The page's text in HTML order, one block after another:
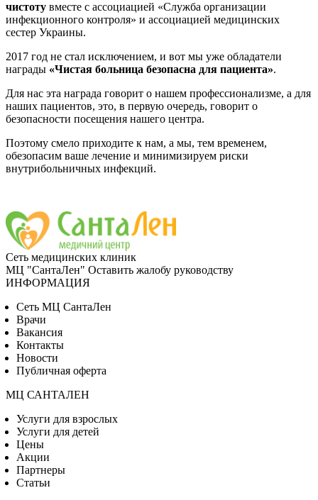
чистоту вместе с ассоциацией «Служба организации
инфекционного контроля» и ассоциацией медицинских
сестер Украины.
2017 год не стал исключением, и вот мы уже обладатели
награды «Чистая больница безопасна для пациента».
Для нас эта награда говорит о нашем профессионализме, а для
наших пациентов, это, в первую очередь, говорит о
безопасности посещения нашего центра.
Поэтому смело приходите к нам, а мы, тем временем,
обезопасим ваше лечение и минимизируем риски
внутрибольничных инфекций.
Сеть медицинских клиник
МЦ "СантаЛен" Оставить жалобу руководству
ИНФОРМАЦИЯ
Сеть МЦ СантаЛен
Врачи
Вакансия
Контакты
Новости
Публичная оферта
МЦ САНТАЛЕН
Услуги для взрослых
Услуги для детей
Цены
Акции
Партнеры
Статьи